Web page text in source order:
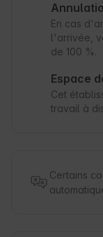
En cas
l'arrivée,
de 100 %.
Espace
Cet
travail à
Certains